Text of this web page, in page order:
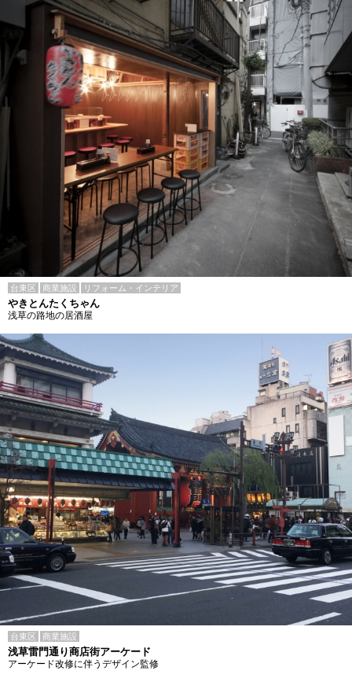
台東区 商業施設 リフォーム・インテリア
やきとんたくちゃん
浅草の路地の居酒屋
台東区 商業施設
浅草雷門通り商店街アーケード
アーケード改修に伴うデザイン監修